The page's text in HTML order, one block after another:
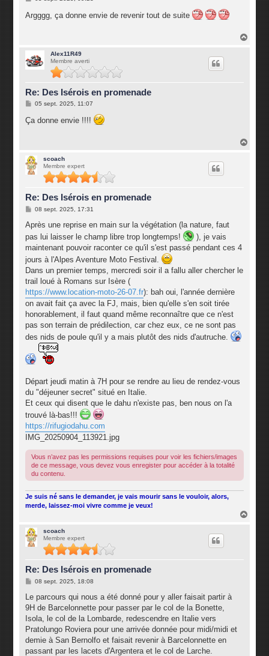
s
Argggg, ça donne envie de revenir tout de suite
Alex11R49
Membre averti
Re: Des Isérois en promenade
M
s
s
05 sept. 2025, 11:07
Ça donne envie !!!!
scoach
Membre expert
Re: Des Isérois en promenade
M
s
a
g
e
08 sept. 2025, 17:31
Après une reprise en main sur la végétation (la nature, faut
pas lui laisser le champ libre trop longtemps!
), je vais
maintenant pouvoir raconter ce qu'il s'est passé pendant ces 4
jours à l'Alpes Aventure Moto Festival.
Dans un premier temps, mercredi soir il a fallu aller chercher le
trail loué à Romans sur Isère (
https://www.location-moto-26-07.fr): bah oui, l'année dernière
on avait fait ça avec la FJ, mais, bien qu'elle s'en soit tirée
honorablement, il faut quand même reconnaître que ce n'est
pas son terrain de prédilection, car chez eux, ce ne sont pas
des nids de poule qu'il y a mais plutôt des nids d'autruche.
Départ jeudi matin à 7H pour se rendre au lieu de rendez-vous
du "déjeuner secret" situé en Italie.
Et ceux qui disent que le dahu n'existe pas, ben nous on l'a
trouvé là-bas!!!
https://rifugiodahu.com
IMG_20250904_113921.jpg
Vous n’avez pas les permissions requises pour voir les fichiers/images
de ce message, vous devez vous enregister pour accéder à la totalité
du contenu.
Je suis né sans le demander, je vais mourir sans le vouloir, alors,
merde, laissez-moi vivre comme je veux!
scoach
Membre expert
Re: Des Isérois en promenade
M
s
a
g
08 sept. 2025, 18:08
Le parcours qui nous a été donné pour y aller faisait partir à
9H de Barcelonnette pour passer par le col de la Bonette,
Isola, le col de la Lombarde, redescendre en Italie vers
Pratolungo Roviera pour une arrivée donnée pour midi/midi et
demie à San Bernolfo et faisait revenir à Barcelonnette en
passant par les lacets d'Argentera et le col de Larche.